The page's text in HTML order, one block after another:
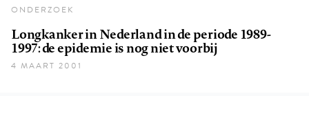
ONDERZOEK
Longkanker in Nederland in de periode 1989-
1997: de epidemie is nog niet voorbij
4 MAART 2001